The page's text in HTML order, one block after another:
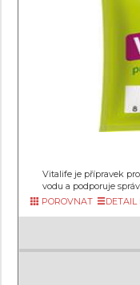
Vitalife je přípravek
vodu a podporuje
POROVNAT
DETAIL